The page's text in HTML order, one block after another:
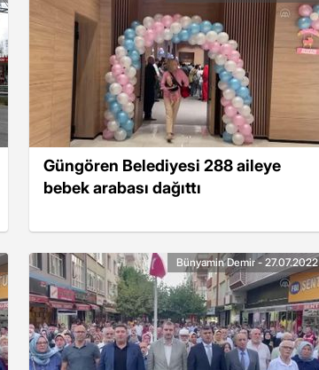
Güngören Belediyesi 288 aileye
bebek arabası dağıttı
Bünyamin Demir - 27.07.2022